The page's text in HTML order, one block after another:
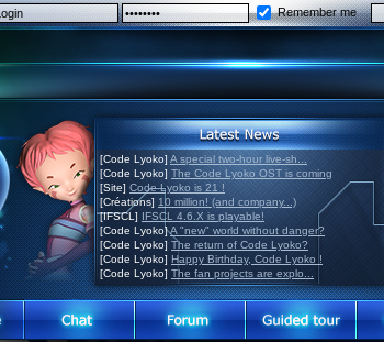
Remember me
[Code Lyoko] A special two-hour live-sh...
[Code Lyoko] The Code Lyoko OST is coming
[Site] Code Lyoko is 21 !
[Créations] 10 million! (and company...)
[IFSCL] IFSCL 4.6.X is playable!
[Code Lyoko]A "new" world without danger?
[Code Lyoko] The return of Code Lyoko?
[Code Lyoko] Happy Birthday, Code Lyoko !
[Code Lyoko] The fan projects are explo...